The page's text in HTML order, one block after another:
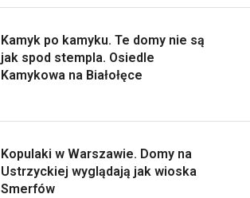
Kamyk po kamyku. Te domy nie są
jak spod stempla. Osiedle
Kamykowa na Białołęce
Kopulaki w Warszawie. Domy na
Ustrzyckiej wyglądają jak wioska
Smerfów